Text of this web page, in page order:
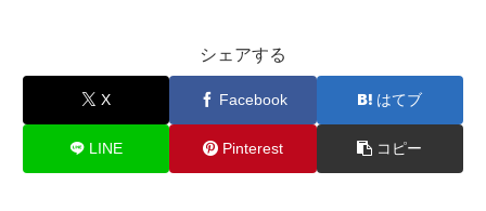
シェアする
X Facebook はてブ
LINE Pinterest コピー